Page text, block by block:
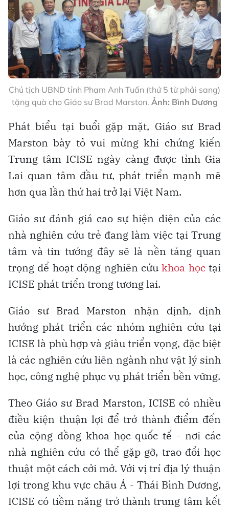
Chủ tịch UBND tỉnh Phạm Anh Tuấn (thứ 5 từ phải sang)
tặng quà cho Giáo sư Brad Marston. Ảnh: Bình Dương
Phát biểu tại buổi gặp mặt, Giáo sư Brad
Marston bày tỏ vui mừng khi chứng kiến
Trung tâm ICISE ngày càng được tỉnh Gia
Lai quan tâm đầu tư, phát triển mạnh mẽ
hơn qua lần thứ hai trở lại Việt Nam.
Giáo sư đánh giá cao sự hiện diện của các
nhà nghiên cứu trẻ đang làm việc tại Trung
tâm và tin tưởng đây sẽ là nền tảng quan
trọng để hoạt động nghiên cứukhoa họctại
ICISE phát triển trong tương lai.
Giáo sư Brad Marston nhận định, định
hướng phát triển các nhóm nghiên cứu tại
ICISE là phù hợp và giàu triển vọng, đặc biệt
là các nghiên cứu liên ngành như vật lý sinh
học, công nghệ phục vụ phát triển bền vững.
Theo Giáo sư Brad Marston, ICISE có nhiều
điều kiện thuận lợi để trở thành điểm đến
của cộng đồng khoa học quốc tế - nơi các
nhà nghiên cứu có thể gặp gỡ, trao đổi học
thuật một cách cởi mở. Với vị trí địa lý thuận
lợi trong khu vực châu Á - Thái Bình Dương,
ICISE có tiềm năng trở thành trung tâm kết